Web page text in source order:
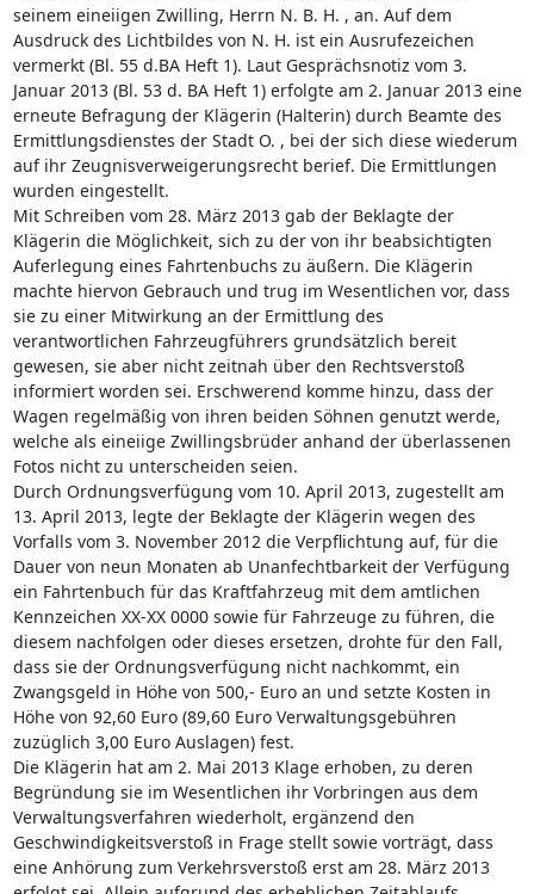
seinem eineiigen Zwilling, Herrn N. B. H. , an. Auf dem
Ausdruck des Lichtbildes von N. H. ist ein Ausrufezeichen
vermerkt (Bl. 55 d.BA Heft 1). Laut Gesprächsnotiz vom 3.
Januar 2013 (Bl. 53 d. BA Heft 1) erfolgte am 2. Januar 2013 eine
erneute Befragung der Klägerin (Halterin) durch Beamte des
Ermittlungsdienstes der Stadt O. , bei der sich diese wiederum
auf ihr Zeugnisverweigerungsrecht berief. Die Ermittlungen
wurden eingestellt.
Mit Schreiben vom 28. März 2013 gab der Beklagte der
Klägerin die Möglichkeit, sich zu der von ihr beabsichtigten
Auferlegung eines Fahrtenbuchs zu äußern. Die Klägerin
machte hiervon Gebrauch und trug im Wesentlichen vor, dass
sie zu einer Mitwirkung an der Ermittlung des
verantwortlichen Fahrzeugführers grundsätzlich bereit
gewesen, sie aber nicht zeitnah über den Rechtsverstoß
informiert worden sei. Erschwerend komme hinzu, dass der
Wagen regelmäßig von ihren beiden Söhnen genutzt werde,
welche als eineiige Zwillingsbrüder anhand der überlassenen
Fotos nicht zu unterscheiden seien.
Durch Ordnungsverfügung vom 10. April 2013, zugestellt am
13. April 2013, legte der Beklagte der Klägerin wegen des
Vorfalls vom 3. November 2012 die Verpflichtung auf, für die
Dauer von neun Monaten ab Unanfechtbarkeit der Verfügung
ein Fahrtenbuch für das Kraftfahrzeug mit dem amtlichen
Kennzeichen XX-XX 0000 sowie für Fahrzeuge zu führen, die
diesem nachfolgen oder dieses ersetzen, drohte für den Fall,
dass sie der Ordnungsverfügung nicht nachkommt, ein
Zwangsgeld in Höhe von 500,- Euro an und setzte Kosten in
Höhe von 92,60 Euro (89,60 Euro Verwaltungsgebühren
zuzüglich 3,00 Euro Auslagen) fest.
Die Klägerin hat am 2. Mai 2013 Klage erhoben, zu deren
Begründung sie im Wesentlichen ihr Vorbringen aus dem
Verwaltungsverfahren wiederholt, ergänzend den
Geschwindigkeitsverstoß in Frage stellt sowie vorträgt, dass
eine Anhörung zum Verkehrsverstoß erst am 28. März 2013